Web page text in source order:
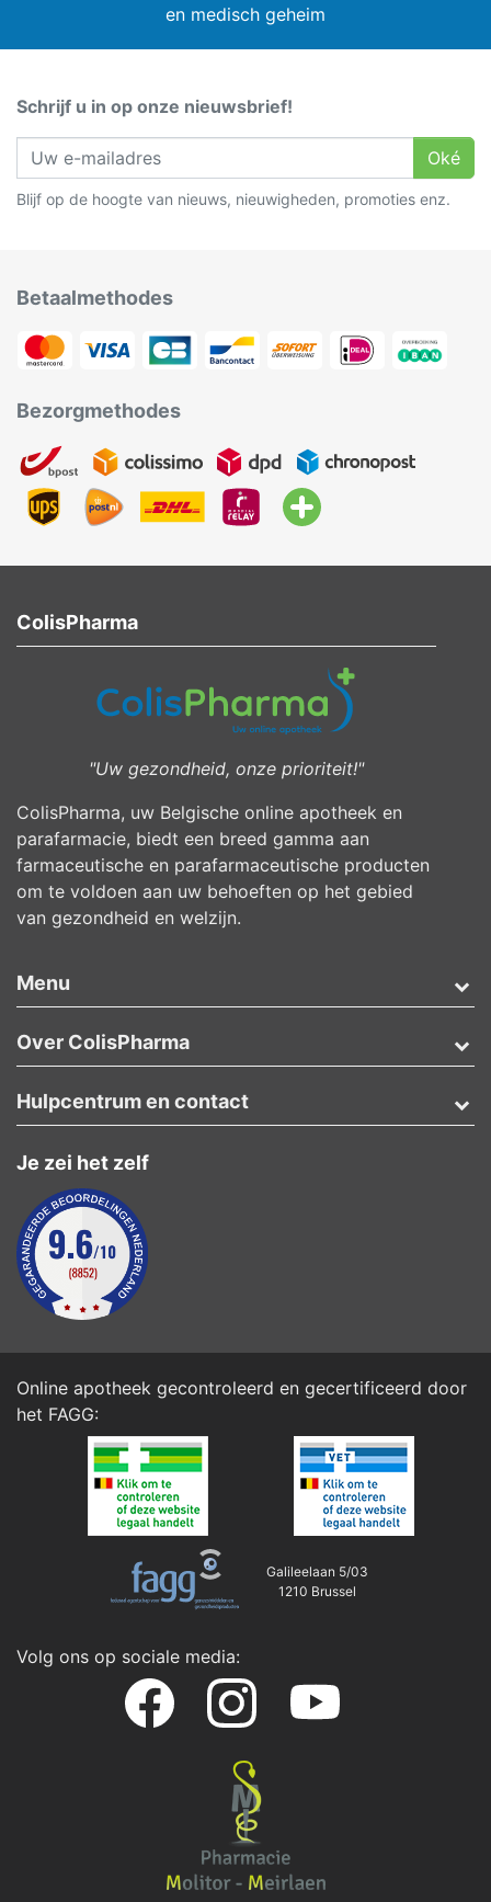
en medisch geheim
Schrijf u in op onze nieuwsbrief!
Oké
Blijf op de hoogte van nieuws, nieuwigheden, promoties enz.
Betaalmethodes
Bezorgmethodes
ColisPharma
"Uw gezondheid, onze prioriteit!"
ColisPharma, uw Belgische online apotheek en
parafarmacie, biedt een breed gamma aan
farmaceutische en parafarmaceutische producten
om te voldoen aan uw behoeften op het gebied
van gezondheid en welzijn.
Menu
Over ColisPharma
Je zei het zelf
Hulpcentrum en contact
Online apotheek gecontroleerd en gecertificeerd door
het FAGG:
Galileelaan 5/03
1210 Brussel
Volg ons op sociale media: